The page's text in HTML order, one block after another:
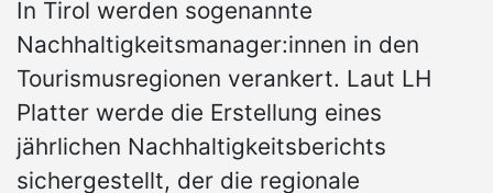
In Tirol werden sogenannte
Nachhaltigkeitsmanager:innen in den
Tourismusregionen verankert. Laut LH
Platter werde die Erstellung eines
jährlichen Nachhaltigkeitsberichts
sichergestellt, der die regionale